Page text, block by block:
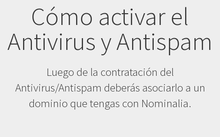
Cómo activar el
Antivirus y Antispam
Luego de la contratación del
Antivirus/Antispam deberás asociarlo a un
dominio que tengas con Nominalia.